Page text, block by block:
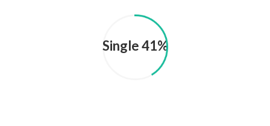
Single 41%